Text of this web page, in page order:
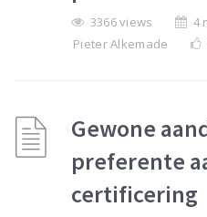
3366 views
4
Pieter Alkemade
Gewone
preferente
certificering